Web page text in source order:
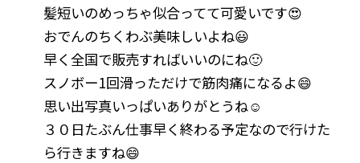
髪短いのめっちゃ似合ってて可愛いです😍
おでんのちくわぶ美味しいよね😃
早く全国で販売すればいいのにね🙂
スノボー1回滑っただけで筋肉痛になるよ😄
思い出写真いっぱいありがとうね☺️
３０日たぶん仕事早く終わる予定なので行けた
ら行きますね😄